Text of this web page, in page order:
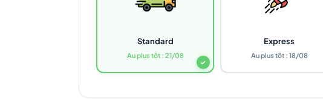
✓
Standard
Au plus tôt : 21/08
Express
Au plus tôt : 18/08